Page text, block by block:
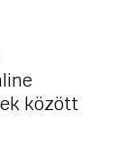
között